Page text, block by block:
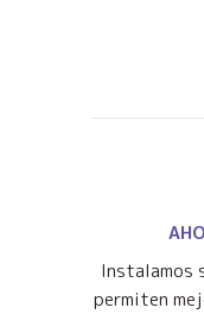
Instalamos
permiten